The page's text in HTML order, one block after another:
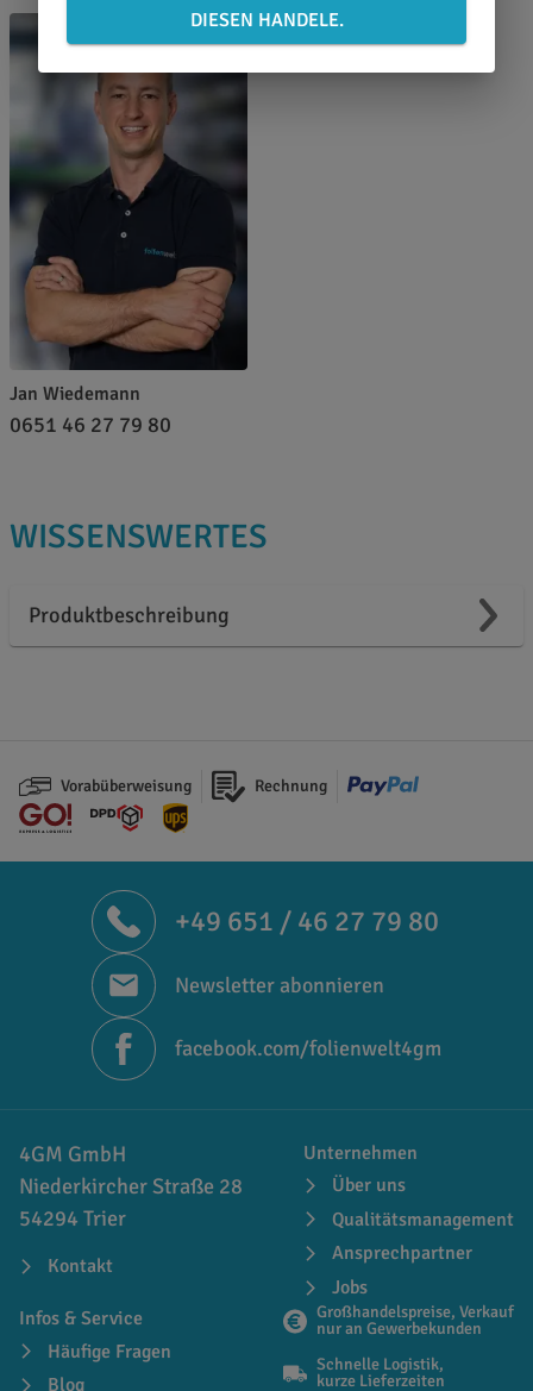
Jan Wiedemann
0651 46 27 79 80
WISSENSWERTES
Produktbeschreibung
Vorabüberweisung Rechnung
+49 651 / 46 27 79 80
Newsletter abonnieren
facebook.com/folienwelt4gm
4GM GmbH
Niederkircher Straße 28
54294 Trier
Kontakt
Unternehmen
Über uns
Qualitätsmanagement
Ansprechpartner
Jobs
Infos & Service
Häufige Fragen
Blog
Großhandelspreise, Verkauf
nur an Gewerbekunden
Schnelle Logistik,
kurze Lieferzeiten
DIESEN HANDELE.